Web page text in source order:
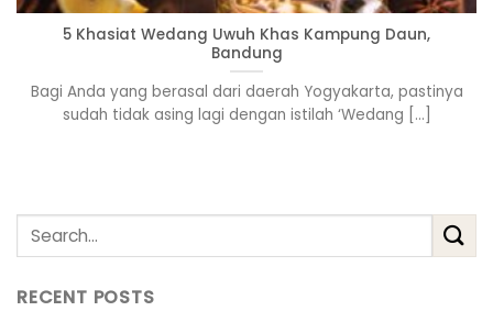
5 Khasiat Wedang Uwuh Khas Kampung Daun,
Bandung
Bagi Anda yang berasal dari daerah Yogyakarta, pastinya
sudah tidak asing lagi dengan istilah ‘Wedang [...]
RECENT POSTS